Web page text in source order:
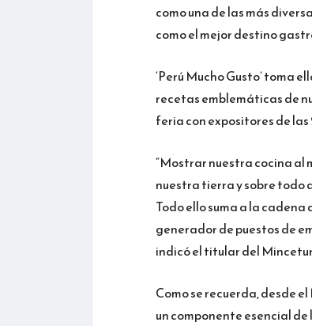
como una de las más
como el mejor destino
‘Perú Mucho Gusto’ toma
recetas emblemáticas de
feria con expositores de
“Mostrar nuestra cocina al
nuestra tierra y sobre todo
Todo ello suma a la
generador de puestos de
indicó el titular del
Como se recuerda, desde
un componente esencial